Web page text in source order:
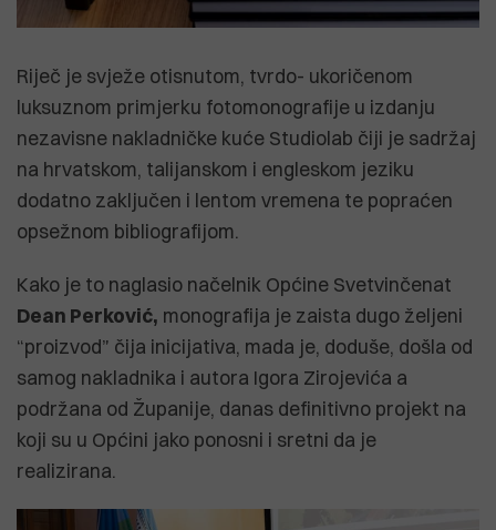
Riječ je svježe otisnutom, tvrdo- ukoričenom
luksuznom primjerku fotomonografije u izdanju
nezavisne nakladničke kuće Studiolab čiji je sadržaj
na hrvatskom, talijanskom i engleskom jeziku
dodatno zaključen i lentom vremena te popraćen
opsežnom bibliografijom.
Kako je to naglasio načelnik Općine Svetvinčenat
Dean Perković, monografija je zaista dugo željeni
“proizvod” čija inicijativa, mada je, doduše, došla od
samog nakladnika i autora Igora Zirojevića a
podržana od Županije, danas definitivno projekt na
koji su u Općini jako ponosni i sretni da je
realizirana.